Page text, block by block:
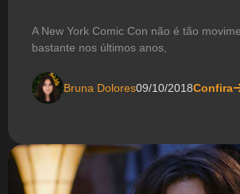
A New York Comic Con não é tão
bastante nos últimos anos,
Bruna Dolores09/10/2018Confira